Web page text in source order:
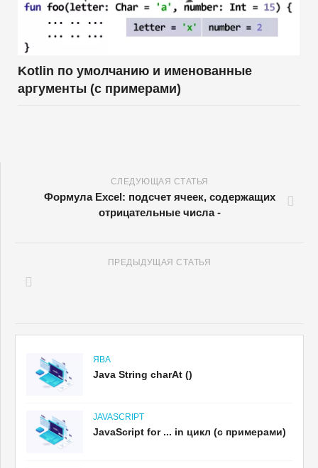
Kotlin по умолчанию и именованные
аргументы (с примерами)
СЛЕДУЮЩАЯ СТАТЬЯ
Формула Excel: подсчет ячеек, содержащих
отрицательные числа -
ПРЕДЫДУЩАЯ СТАТЬЯ
ЯВА
Java String charAt ()
JAVASCRIPT
JavaScript for ... in цикл (с примерами)